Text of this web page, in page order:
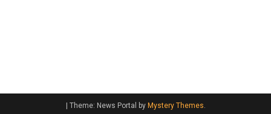
| Theme: News Portal by Mystery Themes.